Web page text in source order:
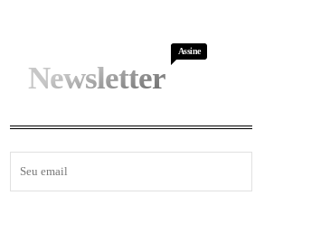
Newsletter
Assine